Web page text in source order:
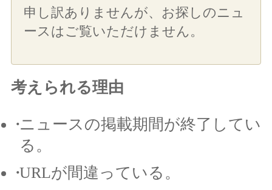
申し訳ありませんが、お探しのニュ
ースはご覧いただけません。
考えられる理由
ニュースの掲載期間が終了してい
る。
URLが間違っている。